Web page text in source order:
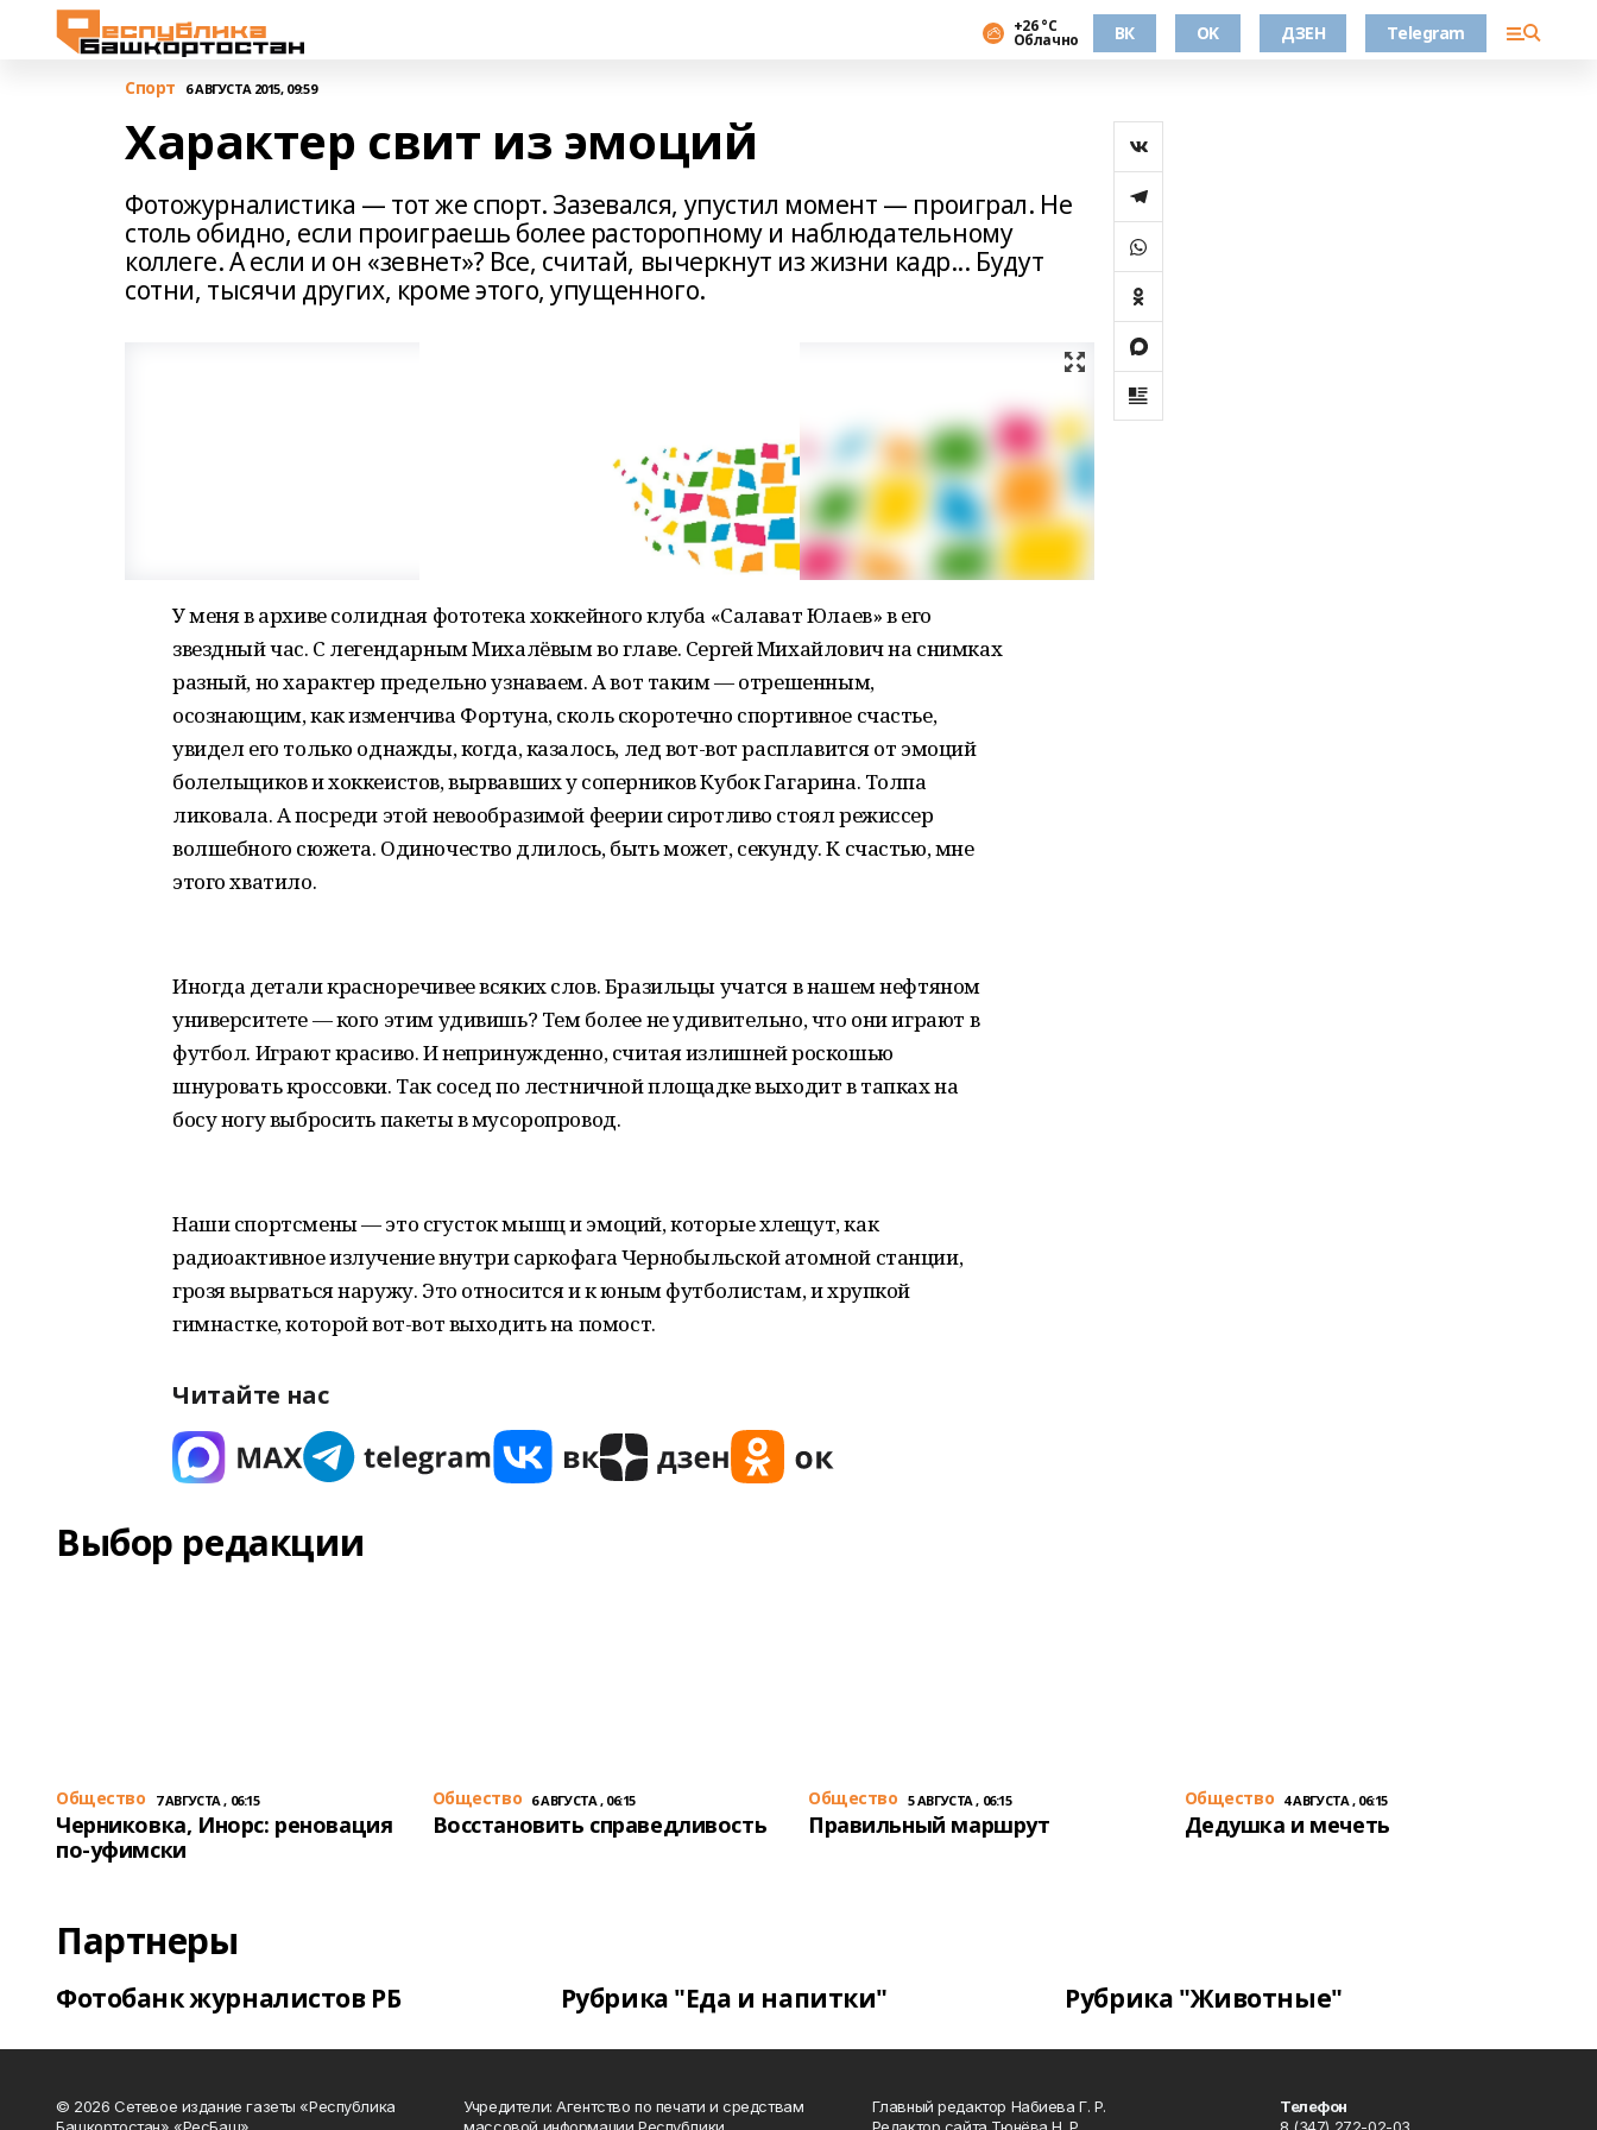
+26 °С
Облачно ВК OK ДЗЕН Telegram
Спорт 6 АВГУСТА 2015, 09:59
Характер свит из эмоций
Фотожурналистика — тот же спорт. Зазевался, упустил момент — проиграл. Не
столь обидно, если проиграешь более расторопному и наблюдательному
коллеге. А если и он «зевнет»? Все, считай, вычеркнут из жизни кадр... Будут
сотни, тысячи других, кроме этого, упущенного.
У меня в архиве солидная фототека хоккейного клуба «Салават Юлаев» в его
звездный час. С легендарным Михалёвым во главе. Сергей Михайлович на снимках
разный, но характер предельно узнаваем. А вот таким — отрешенным,
осознающим, как изменчива Фортуна, сколь скоротечно спортивное счастье,
увидел его только однажды, когда, казалось, лед вот-вот расплавится от эмоций
болельщиков и хоккеистов, вырвавших у соперников Кубок Гагарина. Толпа
ликовала. А посреди этой невообразимой феерии сиротливо стоял режиссер
волшебного сюжета. Одиночество длилось, быть может, секунду. К счастью, мне
этого хватило.
Иногда детали красноречивее всяких слов. Бразильцы учатся в нашем нефтяном
университете — кого этим удивишь? Тем более не удивительно, что они играют в
футбол. Играют красиво. И непринужденно, считая излишней роскошью
шнуровать кроссовки. Так сосед по лестничной площадке выходит в тапках на
босу ногу выбросить пакеты в мусоропровод.
Наши спортсмены — это сгусток мышц и эмоций, которые хлещут, как
радиоактивное излучение внутри саркофага Чернобыльской атомной станции,
грозя вырваться наружу. Это относится и к юным футболистам, и хрупкой
гимнастке, которой вот-вот выходить на помост.
Читайте нас
Выбор редакции
Общество 7 АВГУСТА , 06:15
Черниковка, Инорс: реновация
по-уфимски
Общество 6 АВГУСТА , 06:15
Восстановить справедливость
Общество 5 АВГУСТА , 06:15
Правильный маршрут
Общество 4 АВГУСТА , 06:15
Дедушка и мечеть
Партнеры
Фотобанк журналистов РБ Рубрика "Еда и напитки" Рубрика "Животные"
© 2026 Сетевое издание газеты «Республика
Учредители: Агентство по печати и средствам
Главный редактор Набиева Г. Р.
Телефон